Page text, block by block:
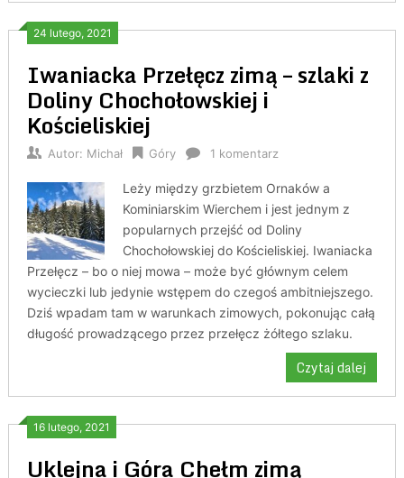
24 lutego, 2021
Iwaniacka Przełęcz zimą – szlaki z
Doliny Chochołowskiej i
Kościeliskiej
Autor: Michał Góry 1 komentarz
Leży między grzbietem Ornaków a
Kominiarskim Wierchem i jest jednym z
popularnych przejść od Doliny
Chochołowskiej do Kościeliskiej. Iwaniacka
Przełęcz – bo o niej mowa – może być głównym celem
wycieczki lub jedynie wstępem do czegoś ambitniejszego.
Dziś wpadam tam w warunkach zimowych, pokonując całą
długość prowadzącego przez przełęcz żółtego szlaku.
Czytaj dalej
16 lutego, 2021
Uklejna i Góra Chełm zimą